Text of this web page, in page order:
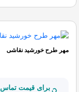
مهر طرح خورشید نقاشی
برای قیمت تماس